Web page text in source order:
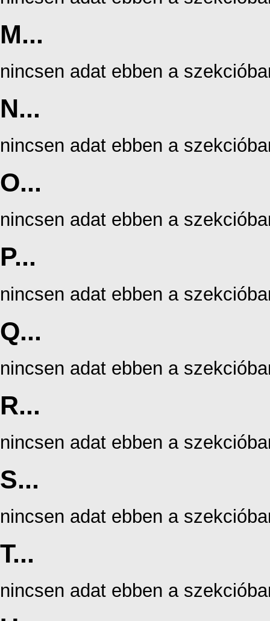
M...
nincsen adat ebben a
N...
nincsen adat ebben a
O...
nincsen adat ebben a
P...
nincsen adat ebben a
Q...
nincsen adat ebben a
R...
nincsen adat ebben a
S...
nincsen adat ebben a
T...
nincsen adat ebben a